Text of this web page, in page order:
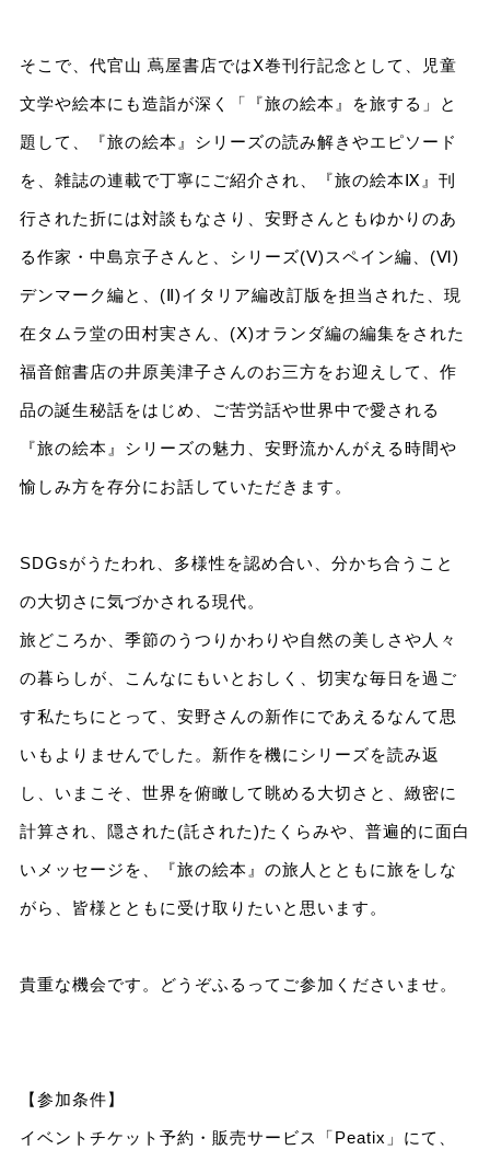
そこで、代官山 蔦屋書店ではⅩ巻刊行記念として、児童
文学や絵本にも造詣が深く「『旅の絵本』を旅する」と
題して、『旅の絵本』シリーズの読み解きやエピソード
を、雑誌の連載で丁寧にご紹介され、『旅の絵本Ⅸ』刊
行された折には対談もなさり、安野さんともゆかりのあ
る作家・中島京子さんと、シリーズ(Ⅴ)スペイン編、(Ⅵ)
デンマーク編と、(Ⅱ)イタリア編改訂版を担当された、現
在タムラ堂の田村実さん、(Ⅹ)オランダ編の編集をされた
福音館書店の井原美津子さんのお三方をお迎えして、作
品の誕生秘話をはじめ、ご苦労話や世界中で愛される
『旅の絵本』シリーズの魅力、安野流かんがえる時間や
愉しみ方を存分にお話していただきます。
SDGsがうたわれ、多様性を認め合い、分かち合うこと
の大切さに気づかされる現代。
旅どころか、季節のうつりかわりや自然の美しさや人々
の暮らしが、こんなにもいとおしく、切実な毎日を過ご
す私たちにとって、安野さんの新作にであえるなんて思
いもよりませんでした。新作を機にシリーズを読み返
し、いまこそ、世界を俯瞰して眺める大切さと、緻密に
計算され、隠された(託された)たくらみや、普遍的に面白
いメッセージを、『旅の絵本』の旅人とともに旅をしな
がら、皆様とともに受け取りたいと思います。
貴重な機会です。どうぞふるってご参加くださいませ。
【参加条件】
イベントチケット予約・販売サービス「Peatix」にて、